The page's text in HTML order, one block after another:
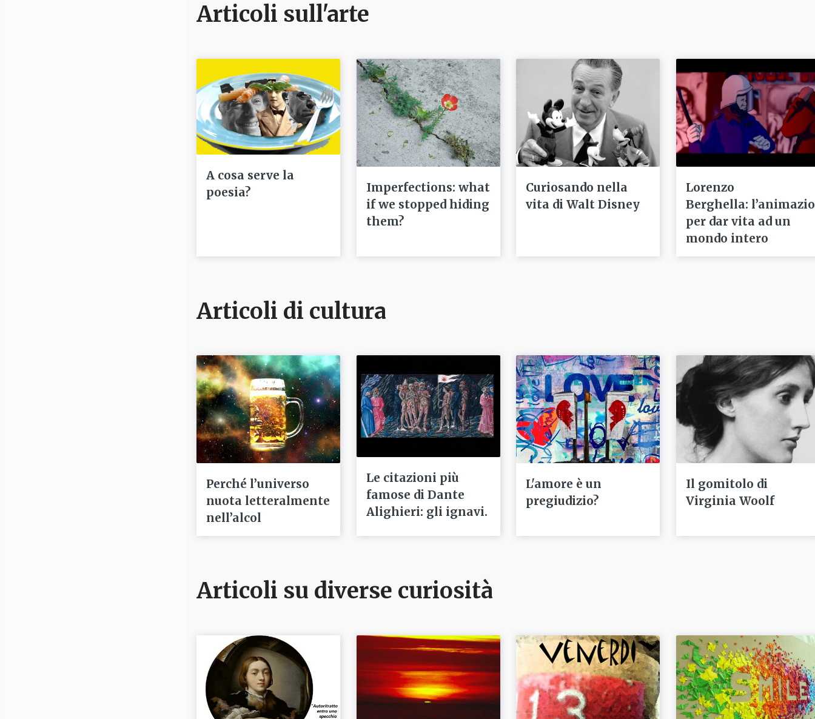
Articoli sull'arte
A cosa serve la
poesia?
Imperfections: what
if we stopped hiding
them?
Curiosando nella
vita di Walt Disney
Lorenzo
Berghella:
per dar vita ad un
mondo intero
Articoli di cultura
Perché l’universo
nuota letteralmente
nell’alcol
Le citazioni più
famose di Dante
Alighieri: gli ignavi.
L'amore è un
pregiudizio?
Il gomitolo di
Virginia Woolf
Articoli su diverse curiosità